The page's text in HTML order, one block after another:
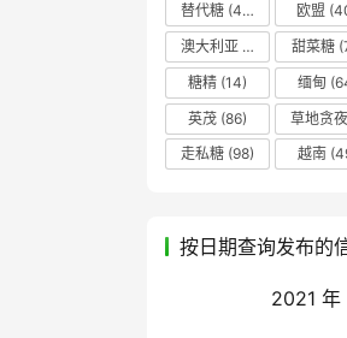
替代糖 (48) 欧盟
澳大利亚
甜菜糖
糖精 (14) 缅甸
英茂 (86)
走私糖 (98) 越南
按日期查询发布的
2021 年